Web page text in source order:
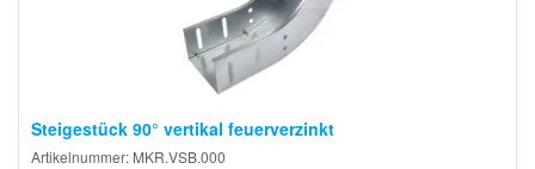
Steigestück 90° vertikal feuerverzinkt
Artikelnummer: MKR.VSB.000